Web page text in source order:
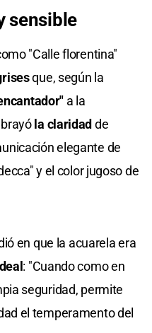
sensible
"Calle florentina"
que, según la
a la
la claridad de
elegante de
y el color jugoso de
en que la acuarela era
: "Cuando como en
seguridad, permite
el temperamento del